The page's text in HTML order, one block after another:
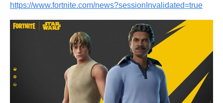
https://www.fortnite.com/news?sessionInvalidated=true